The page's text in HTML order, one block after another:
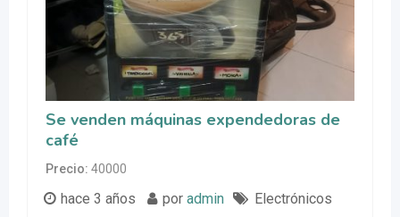
Se venden máquinas expendedoras de
café
Precio 40000
hace 3 años por admin
Electrónicos